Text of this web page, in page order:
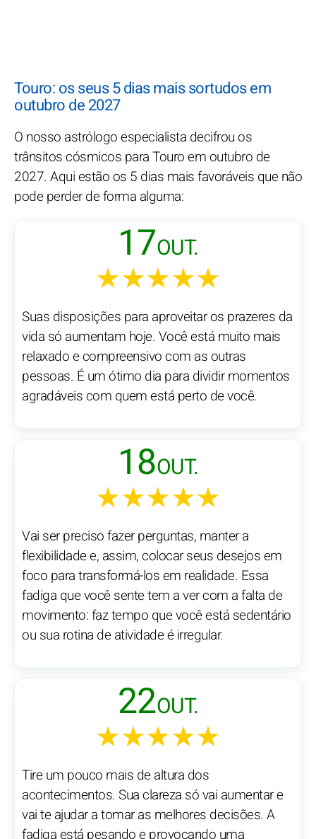
Touro: os seus 5 dias mais sortudos em
outubro de 2027
O nosso astrólogo especialista decifrou os
trânsitos cósmicos para Touro em outubro de
2027. Aqui estão os 5 dias mais favoráveis que não
pode perder de forma alguma:
17OUT.
★★★★★
Suas disposições para aproveitar os prazeres da
vida só aumentam hoje. Você está muito mais
relaxado e compreensivo com as outras
pessoas. É um ótimo dia para dividir momentos
agradáveis com quem está perto de você.
18OUT.
★★★★★
Vai ser preciso fazer perguntas, manter a
flexibilidade e, assim, colocar seus desejos em
foco para transformá-los em realidade. Essa
fadiga que você sente tem a ver com a falta de
movimento: faz tempo que você está sedentário
ou sua rotina de atividade é irregular.
22OUT.
★★★★★
Tire um pouco mais de altura dos
acontecimentos. Sua clareza só vai aumentar e
vai te ajudar a tomar as melhores decisões. A
fadiga está pesando e provocando uma